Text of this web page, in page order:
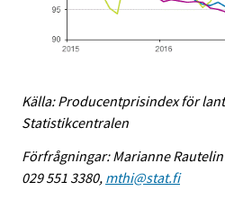
Källa: Producentprisindex för
Statistikcentralen
Förfrågningar: Marianne Rautelin
029 551 3380, mthi@stat.fi